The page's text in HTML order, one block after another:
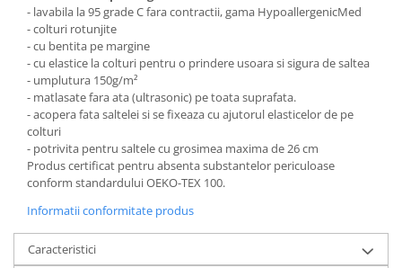
Mese gradinita
Scaune gradinita
Set mese si scaune gradinita
Mobilier copii
Mobila camera copii
Scaune birou pentru copii
Saltele patuturi copii
Paturi copii
Masa si scaune gradinita
Seturi comode living si dormitor
- lavabila la 95 grade C fara contractii, gama HypoallergenicMed
- colturi rotunjite
- cu bentita pe margine
- cu elastice la colturi pentru o prindere usoara si sigura de saltea
- umplutura 150g/m²
- matlasate fara ata (ultrasonic) pe toata suprafata.
- acopera fata saltelei si se fixeaza cu ajutorul elasticelor de pe
colturi
- potrivita pentru saltele cu grosimea maxima de 26 cm
Produs certificat pentru absenta substantelor periculoase
conform standardului OEKO-TEX 100.
Informatii conformitate produs
Caracteristici